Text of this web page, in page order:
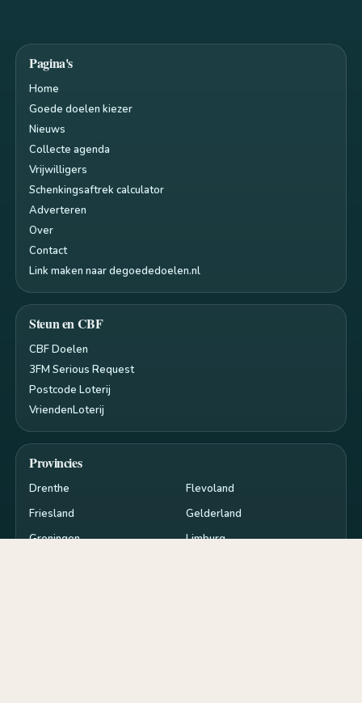
Pagina's
Home
Goede doelen kiezer
Nieuws
Collecte agenda
Vrijwilligers
Schenkingsaftrek calculator
Adverteren
Over
Contact
Link maken naar degoededoelen.nl
Steun en CBF
CBF Doelen
3FM Serious Request
Postcode Loterij
VriendenLoterij
Provincies
Drenthe
Flevoland
Friesland
Gelderland
Groningen
Limburg